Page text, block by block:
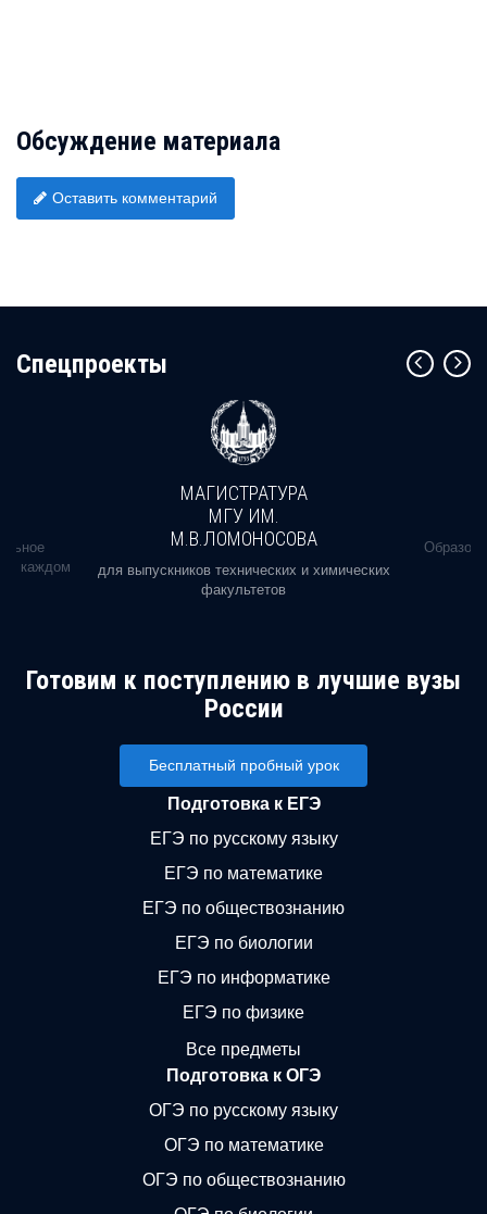
Обсуждение материала
Оставить комментарий
Cпецпроекты
в каждом
МАГИСТРАТУРА
МГУ ИМ.
М.В.ЛОМОНОСОВА
для выпускников технических и химических
факультетов
Готовим к поступлению в лучшие вузы
России
Бесплатный пробный урок
Подготовка к ЕГЭ
ЕГЭ по русскому языку
ЕГЭ по математике
ЕГЭ по обществознанию
ЕГЭ по биологии
ЕГЭ по информатике
ЕГЭ по физике
Все предметы
Подготовка к ОГЭ
ОГЭ по русскому языку
ОГЭ по математике
ОГЭ по обществознанию